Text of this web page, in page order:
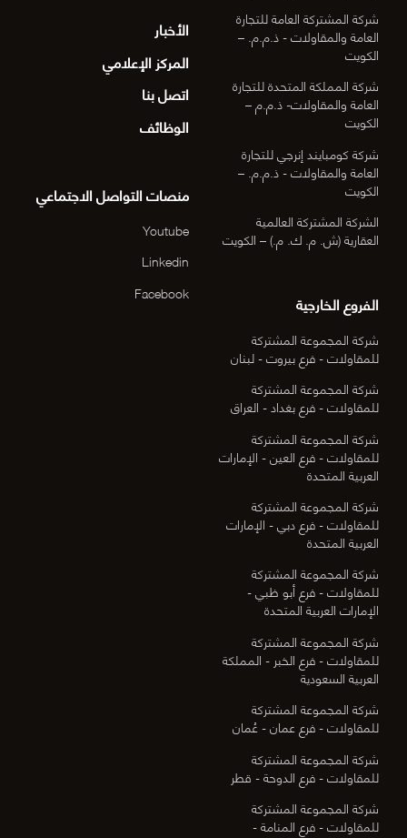
شركة المشتركة العامة للتجارة
العامة والمقاولات - ذ.م.م. –
الكويت
شركة المملكة المتحدة للتجارة
العامة والمقاولات- ذ.م.م –
الكويت
شركة كومبايند إنرجي للتجارة
العامة والمقاولات - ذ.م.م. –
الكويت
الشركة المشتركة العالمية
العقارية (ش. م. ك. م.) – الكويت
الفروع الخارجية
شركة المجموعة المشتركة
للمقاولات - فرع بيروت - لبنان
شركة المجموعة المشتركة
للمقاولات - فرع بغداد - العراق
شركة المجموعة المشتركة
للمقاولات - فرع العين - الإمارات
العربية المتحدة
شركة المجموعة المشتركة
للمقاولات - فرع دبي - الإمارات
العربية المتحدة
شركة المجموعة المشتركة
للمقاولات - فرع أبو ظبي -
الإمارات العربية المتحدة
شركة المجموعة المشتركة
للمقاولات - فرع الخبر - المملكة
العربية السعودية
شركة المجموعة المشتركة
للمقاولات - فرع عمان - عُمان
شركة المجموعة المشتركة
للمقاولات - فرع الدوحة - قطر
شركة المجموعة المشتركة
للمقاولات - فرع المنامة -
الأخبار
المركز الإعلامي
اتصل بنا
الوظائف
منصات التواصل الاجتماعي
Youtube
Linkedin
Facebook